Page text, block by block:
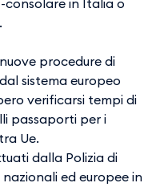
in Italia o
procedure di
sistema europeo
verificarsi tempi di
passaporti per i
Ue.
dalla Polizia di
ed europee in